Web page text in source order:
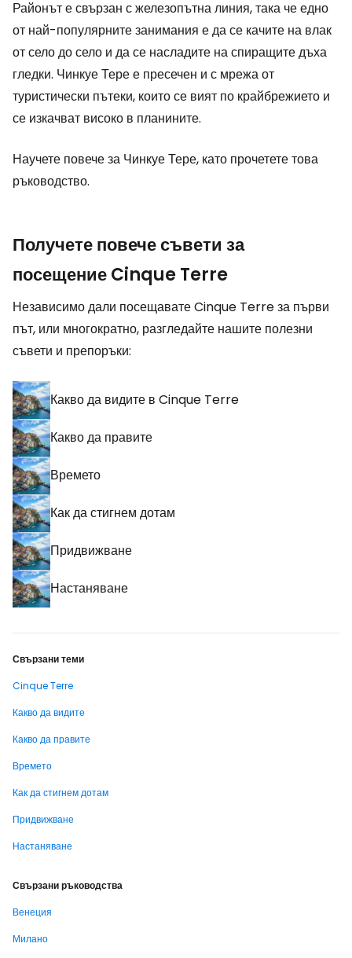
Районът е свързан с железопътна линия, така че едно
от най-популярните занимания е да се качите на влак
от село до село и да се насладите на спиращите дъха
гледки. Чинкуе Тере е пресечен и с мрежа от
туристически пътеки, които се вият по крайбрежието и
се изкачват високо в планините.
Научете повече за Чинкуе Тере, като прочетете това
ръководство.
Получете повече съвети за
посещение Cinque Terre
Независимо дали посещавате Cinque Terre за първи
път, или многократно, разгледайте нашите полезни
съвети и препоръки:
Какво да видите в Cinque Terre
Какво да правите
Времето
Как да стигнем дотам
Придвижване
Настаняване
Свързани теми
Cinque Terre
Какво да видите
Какво да правите
Времето
Как да стигнем дотам
Придвижване
Настаняване
Свързани ръководства
Венеция
Милано